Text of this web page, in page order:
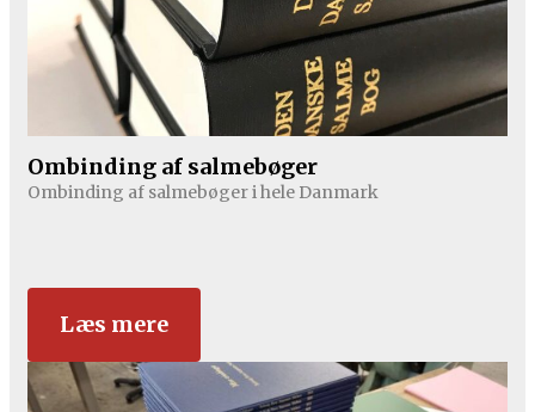
Ombinding af salmebøger
Ombinding af salmebøger i hele Danmark
Læs mere